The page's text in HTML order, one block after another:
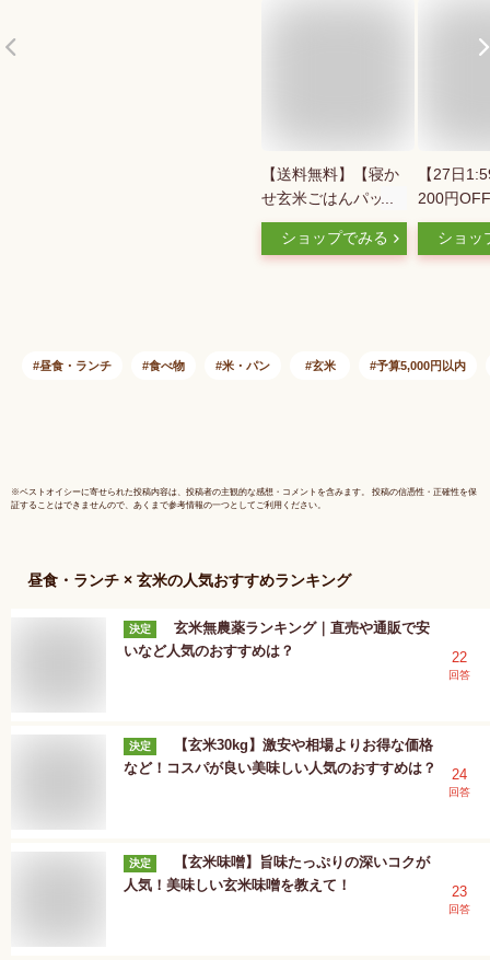
【送料無料】【寝か
せ玄米ごはんパッ
ク】黒米ブレンド
160g 1個/2個/4個 結
常食 備蓄米 お試し
ショップでみる
【27日
200円
ン】結わ
玄米ごは
ク 寝かせ
ショッ
昼食・ランチ 食べ物 米・パン 玄米 予算5,000円以内
※ベストオイシーに寄せられた投稿内容は、投稿者の主観的な感想・コメントを含みます。 投稿の信憑性・正確性を保
証することはできませんので、あくまで参考情報の一つとしてご利用ください。
昼食・ランチ × 玄米の人気おすすめランキング
決定
玄米無農薬ランキング｜直売や通販で安
いなど人気のおすすめは？
22
回答
決定
【玄米30kg】激安や相場よりお得な価格
など！コスパが良い美味しい人気のおすすめは？
24
回答
決定
【玄米味噌】旨味たっぷりの深いコクが
人気！美味しい玄米味噌を教えて！
23
回答